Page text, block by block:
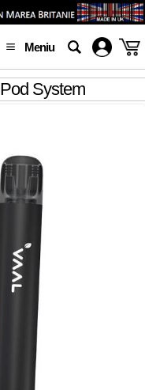
Meniu
Pod System